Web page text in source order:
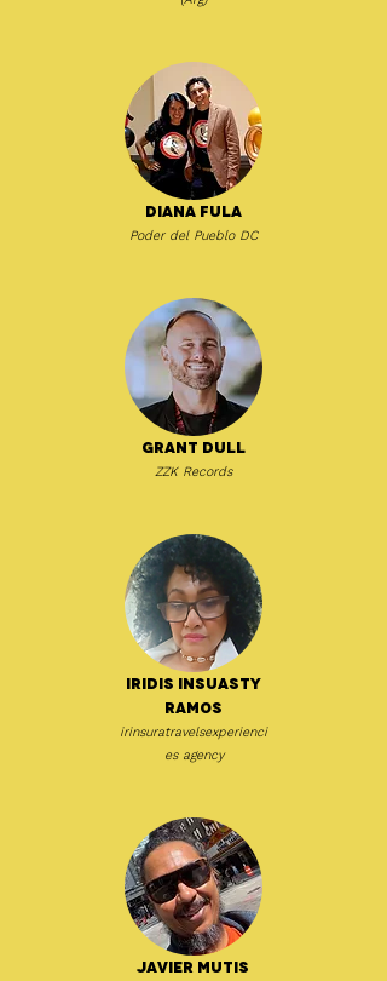
Diana Fula
Poder del Pueblo DC
Grant Dull
ZZK Records
Iridis Insuasty
Ramos
irinsuratravelsexperienci
es agency
Javier Mutis